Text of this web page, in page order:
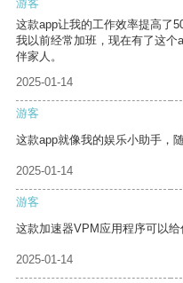
游客
这款app让我的工作效率提高了
我以前经常加班，现在有了这
伴家人。
2025-01-14
游客
这款app就像我的娱乐小助手，
2025-01-14
游客
这款加速器VPM应用程序可以给
2025-01-14